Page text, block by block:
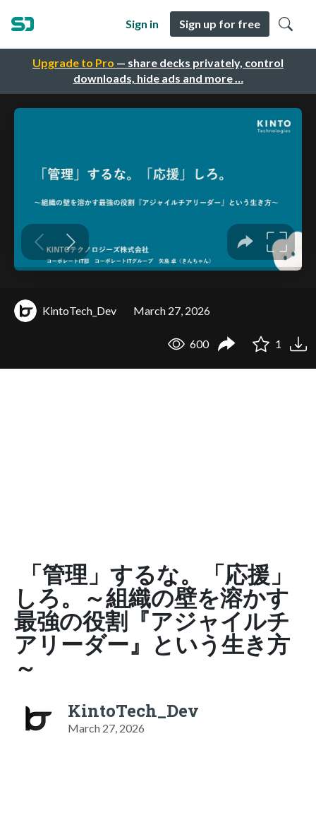
Upgrade to Pro — share decks privately, control
downloads, hide ads and more …
Sign in Sign up for free
KintoTech_Dev March 27, 2026
600 1
「管理」するな。「応援」
しろ。～組織の壁を溶かす
最強の役割『アジャイルチ
アリーダー』という生き方
～
KintoTech_Dev
March 27, 2026